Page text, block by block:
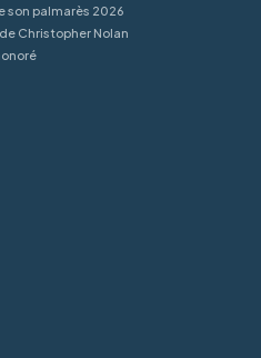
son palmarès 2026
Christopher Nolan